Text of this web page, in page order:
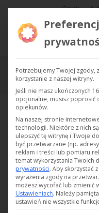
Polski
Katalog –
Wyświetlanie wszystkich
Potrzebujemy Twojej zgody,
korzystanie z naszej witryny.
Jeśli nie masz ukończonych
opcjonalne, musisz poprosić
opiekunów.
Na naszej stronie
technologii. Niektóre z nich
ulepszyć tę witrynę i Twoje
być przetwarzane (np.
reklam i treści lub pomiaru
temat wykorzystania Twoich
prywatności. Aby skorzystać
wyrażenia zgody na
możesz wycofać lub zmienić
Ustawieniach. Należy
ustawień nie wszystkie